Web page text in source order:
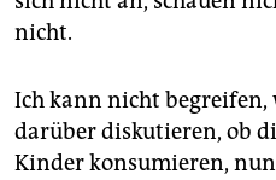
nicht.
Ich kann nicht begreifen,
darüber diskutieren, ob
Kinder konsumieren,